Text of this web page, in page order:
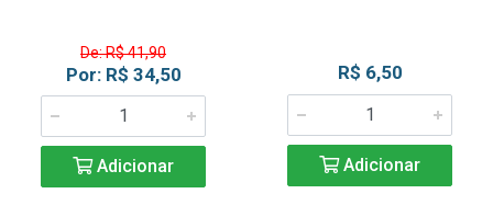
De: R$ 41,90
Por: R$ 34,50
Adicionar
R$ 6,50
Adicionar